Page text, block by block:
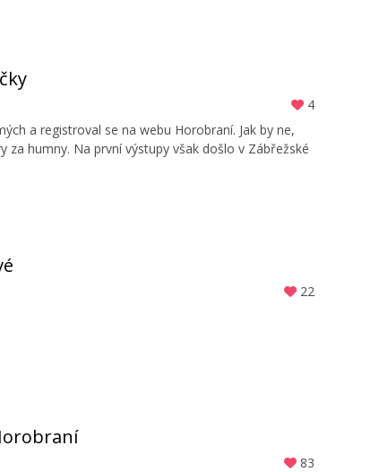
4
a registroval se na webu Horobraní. Jak by ne,
za humny. Na první výstupy však došlo v Zábřežské
22
83